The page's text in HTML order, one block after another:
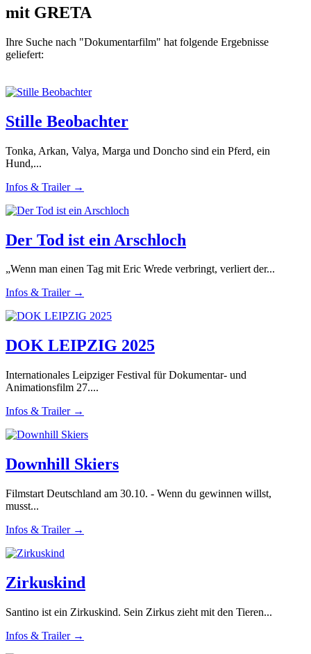
mit GRETA
Ihre Suche nach "Dokumentarfilm" hat folgende Ergebnisse
geliefert:
Stille Beobachter
Tonka, Arkan, Valya, Marga und Doncho sind ein Pferd, ein
Hund,...
Infos & Trailer →
Der Tod ist ein Arschloch
„Wenn man einen Tag mit Eric Wrede verbringt, verliert der...
Infos & Trailer →
DOK LEIPZIG 2025
Internationales Leipziger Festival für Dokumentar- und
Animationsfilm 27....
Infos & Trailer →
Downhill Skiers
Filmstart Deutschland am 30.10. - Wenn du gewinnen willst,
musst...
Infos & Trailer →
Zirkuskind
Santino ist ein Zirkuskind. Sein Zirkus zieht mit den Tieren...
Infos & Trailer →